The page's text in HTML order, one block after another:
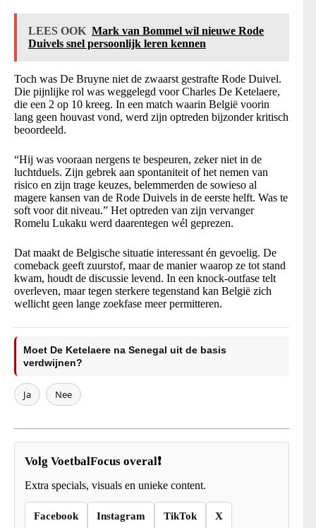
LEES OOK Mark van Bommel wil nieuwe Rode
Duivels snel persoonlijk leren kennen
Toch was De Bruyne niet de zwaarst gestrafte Rode Duivel.
Die pijnlijke rol was weggelegd voor Charles De Ketelaere,
die een 2 op 10 kreeg. In een match waarin België voorin
lang geen houvast vond, werd zijn optreden bijzonder kritisch
beoordeeld.
“Hij was vooraan nergens te bespeuren, zeker niet in de
luchtduels. Zijn gebrek aan spontaniteit of het nemen van
risico en zijn trage keuzes, belemmerden de sowieso al
magere kansen van de Rode Duivels in de eerste helft. Was te
soft voor dit niveau.” Het optreden van zijn vervanger
Romelu Lukaku werd daarentegen wél geprezen.
Dat maakt de Belgische situatie interessant én gevoelig. De
comeback geeft zuurstof, maar de manier waarop ze tot stand
kwam, houdt de discussie levend. In een knock-outfase telt
overleven, maar tegen sterkere tegenstand kan België zich
wellicht geen lange zoekfase meer permitteren.
Moet De Ketelaere na Senegal uit de basis
verdwijnen?
Ja Nee
Volg VoetbalFocus overal❗
Extra specials, visuals en unieke content.
Facebook Instagram TikTok X